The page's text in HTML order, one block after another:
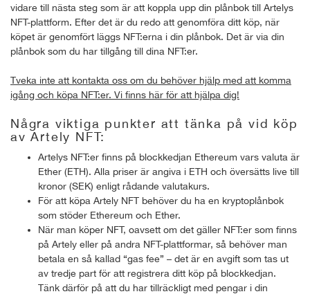
vidare till nästa steg som är att koppla upp din plånbok till Artelys
NFT-plattform. Efter det är du redo att genomföra ditt köp, när
köpet är genomfört läggs NFT:erna i din plånbok. Det är via din
plånbok som du har tillgång till dina NFT:er.
Tveka inte att kontakta oss om du behöver hjälp med att komma
igång och köpa NFT:er. Vi finns här för att hjälpa dig!
Några viktiga punkter att tänka på vid köp
av Artely NFT:
Artelys NFT:er finns på blockkedjan Ethereum vars valuta är
Ether (ETH). Alla priser är angiva i ETH och översätts live till
kronor (SEK) enligt rådande valutakurs.
För att köpa Artely NFT behöver du ha en kryptoplånbok
som stöder Ethereum och Ether.
När man köper NFT, oavsett om det gäller NFT:er som finns
på Artely eller på andra NFT-plattformar, så behöver man
betala en så kallad “gas fee” – det är en avgift som tas ut
av tredje part för att registrera ditt köp på blockkedjan.
Tänk därför på att du har tillräckligt med pengar i din